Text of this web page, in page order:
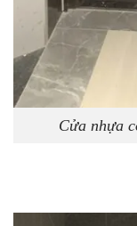
Cửa nhựa